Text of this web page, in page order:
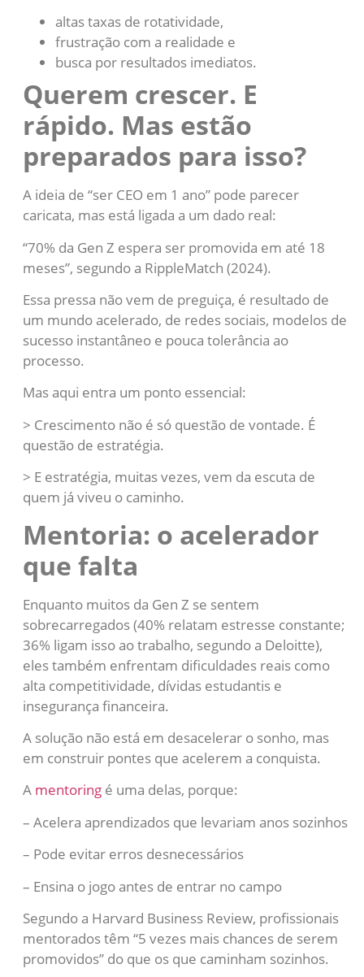
altas taxas de rotatividade,
frustração com a realidade e
busca por resultados imediatos.
Querem crescer. E
rápido. Mas estão
preparados para isso?
A ideia de “ser CEO em 1 ano” pode parecer
caricata, mas está ligada a um dado real:
“70% da Gen Z espera ser promovida em até 18
meses”, segundo a RippleMatch (2024).
Essa pressa não vem de preguiça, é resultado de
um mundo acelerado, de redes sociais, modelos de
sucesso instantâneo e pouca tolerância ao
processo.
Mas aqui entra um ponto essencial:
> Crescimento não é só questão de vontade. É
questão de estratégia.
> E estratégia, muitas vezes, vem da escuta de
quem já viveu o caminho.
Mentoria: o acelerador
que falta
Enquanto muitos da Gen Z se sentem
sobrecarregados (40% relatam estresse constante;
36% ligam isso ao trabalho, segundo a Deloitte),
eles também enfrentam dificuldades reais como
alta competitividade, dívidas estudantis e
insegurança financeira.
A solução não está em desacelerar o sonho, mas
em construir pontes que acelerem a conquista.
A mentoring é uma delas, porque:
– Acelera aprendizados que levariam anos sozinhos
– Pode evitar erros desnecessários
– Ensina o jogo antes de entrar no campo
Segundo a Harvard Business Review, profissionais
mentorados têm “5 vezes mais chances de serem
promovidos” do que os que caminham sozinhos.